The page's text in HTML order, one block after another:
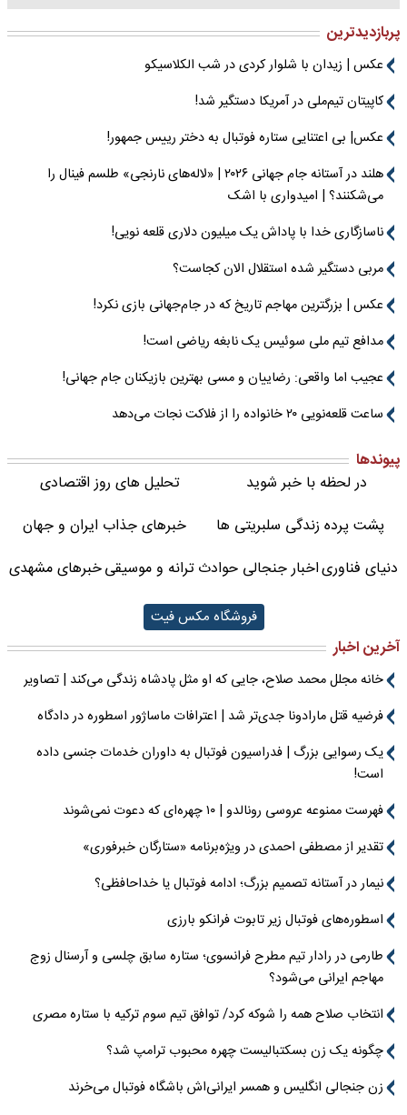
پربازدیدترین
عکس | زیدان با شلوار کردی در شب الکلاسیکو
کاپیتان تیم‌ملی در آمریکا دستگیر شد!
عکس| بی اعتنایی ستاره فوتبال به دختر رییس جمهور!
هلند در آستانه جام جهانی ۲۰۲۶ | «لاله‌های نارنجی» طلسم فینال را
می‌شکنند؟ | امیدواری با اشک
ناسازگاری خدا با پاداش یک میلیون دلاری قلعه نویی!
مربی دستگیر شده استقلال الان کجاست؟
عکس | بزرگترین مهاجم تاریخ که در جام‌جهانی بازی نکرد!
مدافع تیم ملی سوئیس یک نابغه ریاضی است!
عجیب اما واقعی: رضاییان و مسی بهترین بازیکنان جام جهانی!
ساعت قلعه‌نویی ۲۰ خانواده را از فلاکت نجات می‌دهد
پیوندها
در لحظه با خبر شوید
تحلیل های روز اقتصادی
پشت پرده زندگی سلبریتی ها
خبرهای جذاب ایران و جهان
دنیای فناوریاخبار جنجالی حوادثترانه و موسیقیخبرهای مشهدی
فروشگاه مکس فیت
آخرین اخبار
خانه مجلل محمد صلاح، جایی که او مثل پادشاه زندگی می‌کند | تصاویر
فرضیه قتل مارادونا جدی‌تر شد | اعترافات ماساژور اسطوره در دادگاه
یک رسوایی بزرگ | فدراسیون فوتبال به داوران خدمات جنسی داده
است!
فهرست ممنوعه عروسی رونالدو | ۱۰ چهره‌ای که دعوت نمی‌شوند
تقدیر از مصطفی احمدی در ویژه‌برنامه «ستارگان خبرفوری»
نیمار در آستانه تصمیم بزرگ؛ ادامه فوتبال یا خداحافظی؟
اسطوره‌های فوتبال زیر تابوت فرانکو بارزی
طارمی در رادار تیم مطرح فرانسوی؛ ستاره سابق چلسی و آرسنال زوج
مهاجم ایرانی می‌شود؟
انتخاب صلاح همه را شوکه کرد/ توافق تیم سوم ترکیه با ستاره مصری
چگونه یک زن بسکتبالیست چهره محبوب ترامپ شد؟
زن جنجالی انگلیس و همسر ایرانی‌اش باشگاه فوتبال می‌خرند